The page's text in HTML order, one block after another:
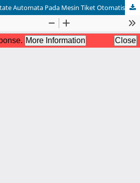
Implementasi Finite State Automata Pada Mesin Tiket Otomatis Kereta Api Progo Di Stasiun Lempunyangan Yogyakarta